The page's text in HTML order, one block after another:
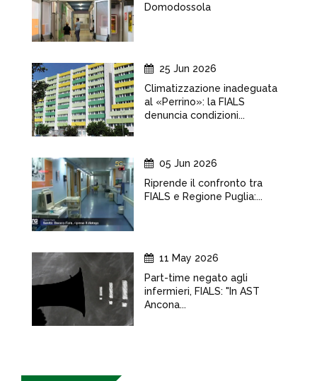
Domodossola
25 Jun 2026
Climatizzazione inadeguata
al «Perrino»: la FIALS
denuncia condizioni...
05 Jun 2026
Riprende il confronto tra
FIALS e Regione Puglia:...
11 May 2026
Part-time negato agli
infermieri, FIALS: "In AST
Ancona...